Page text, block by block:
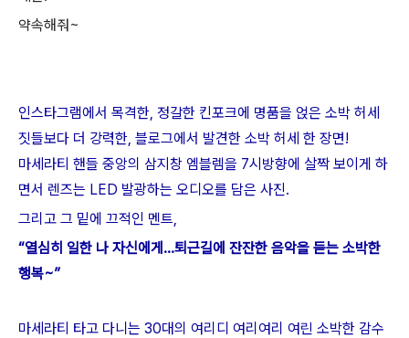
약속해줘~
인스타그램에서 목격한, 정갈한 킨포크에 명품을 얹은 소박 허세
짓들보다 더 강력한, 블로그에서 발견한 소박 허세 한 장면!
마세라티 핸들 중앙의 삼지창 엠블렘을 7시방향에 살짝 보이게 하
면서 렌즈는 LED 발광하는 오디오를 담은 사진.
그리고 그 밑에 끄적인 멘트,
“열심히 일한 나 자신에게...퇴근길에 잔잔한 음악을 듣는 소박한
행복~”
마세라티 타고 다니는 30대의 여리디 여리여리 여린 소박한 감수